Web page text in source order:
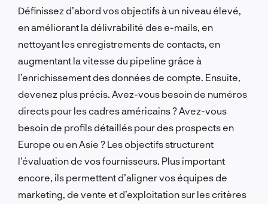
Définissez d’abord vos objectifs à un niveau élevé,
en améliorant la délivrabilité des e-mails, en
nettoyant les enregistrements de contacts, en
augmentant la vitesse du pipeline grâce à
l’enrichissement des données de compte. Ensuite,
devenez plus précis. Avez-vous besoin de numéros
directs pour les cadres américains ? Avez-vous
besoin de profils détaillés pour des prospects en
Europe ou en Asie ? Les objectifs structurent
l’évaluation de vos fournisseurs. Plus important
encore, ils permettent d’aligner vos équipes de
marketing, de vente et d’exploitation sur les critères